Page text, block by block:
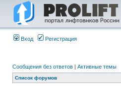
Вход Регистрация
Сообщения без ответов | Активные темы
Список форумов